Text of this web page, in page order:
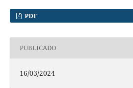
PDF
PUBLICADO
16/03/2024